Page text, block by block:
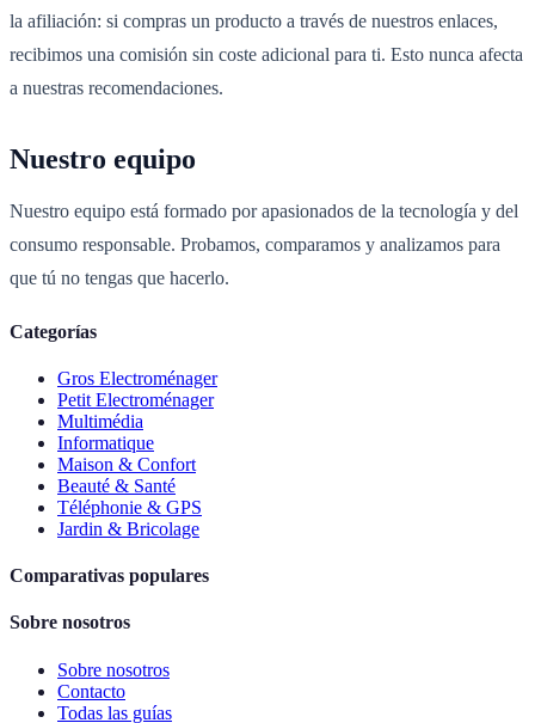
la afiliación: si compras un producto a través de nuestros enlaces,
recibimos una comisión sin coste adicional para ti. Esto nunca afecta
a nuestras recomendaciones.
Nuestro equipo
Nuestro equipo está formado por apasionados de la tecnología y del
consumo responsable. Probamos, comparamos y analizamos para
que tú no tengas que hacerlo.
Categorías
Gros Electroménager
Petit Electroménager
Multimédia
Informatique
Maison & Confort
Beauté & Santé
Téléphonie & GPS
Jardin & Bricolage
Comparativas populares
Sobre nosotros
Sobre nosotros
Contacto
Todas las guías